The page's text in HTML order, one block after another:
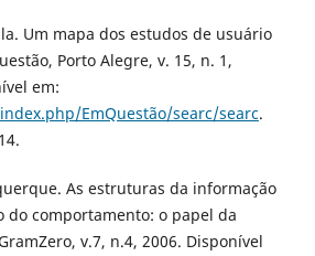
Um mapa dos estudos de usuário
Porto Alegre, v. 15, n. 1,
em:
EmQuestão/searc/searc.
As estruturas da informação
do comportamento: o papel da
v.7, n.4, 2006. Disponível